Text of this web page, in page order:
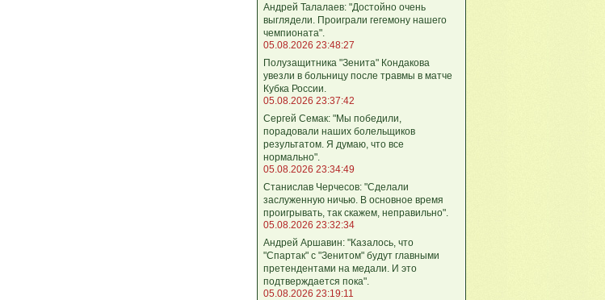
Андрей Талалаев: "Достойно очень
выглядели. Проиграли гегемону нашего
чемпионата".
05.08.2026 23:48:27
Полузащитника "Зенита" Кондакова
увезли в больницу после травмы в матче
Кубка России.
05.08.2026 23:37:42
Сергей Семак: "Мы победили,
порадовали наших болельщиков
результатом. Я думаю, что все
нормально".
05.08.2026 23:34:49
Станислав Черчесов: "Сделали
заслуженную ничью. В основное время
проигрывать, так скажем, неправильно".
05.08.2026 23:32:34
Андрей Аршавин: "Казалось, что
"Спартак" с "Зенитом" будут главными
претендентами на медали. И это
подтверждается пока".
05.08.2026 23:19:11